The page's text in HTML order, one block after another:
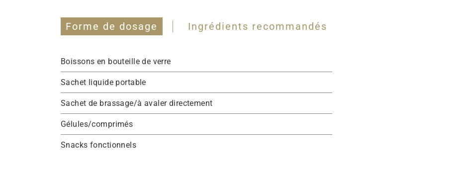
Forme de dosage Ingrédients recommandés
Boissons en bouteille de verre
Sachet liquide portable
Sachet de brassage/à avaler directement
Gélules/comprimés
Snacks fonctionnels